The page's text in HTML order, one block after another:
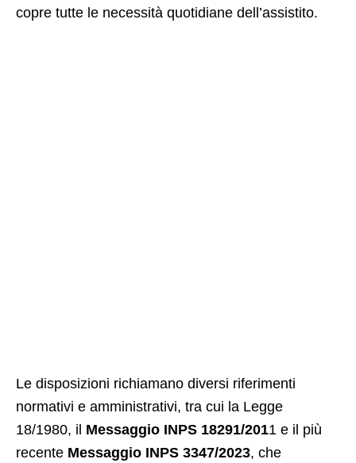
copre tutte le necessità quotidiane dell’assistito.
Le disposizioni richiamano diversi riferimenti
normativi e amministrativi, tra cui la Legge
18/1980, il Messaggio INPS 18291/2011 e il più
recente Messaggio INPS 3347/2023, che